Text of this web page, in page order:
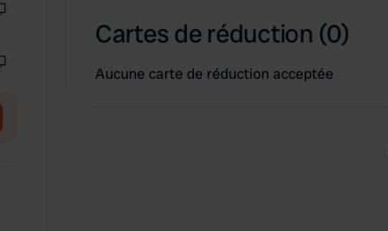
Cartes de réduction (0)
Aucune carte de réduction acceptée